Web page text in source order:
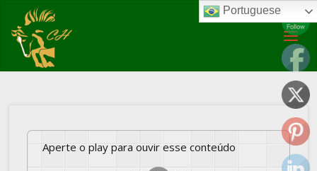
Aperte o play para ouvir esse conteúdo
Portuguese